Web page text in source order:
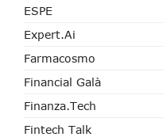
ESPE
Expert.ai
Farmacosmo
Financial Galà
Finanza.tech
Fintech Talk